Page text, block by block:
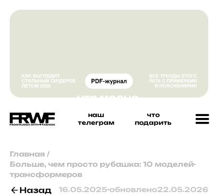
наш
телеграм
что
подарить
Главная /
Больше, чем просто рубашка: 10 моделей-
трансформеров
Назад 16.05.2025•обновлено22.05.2026